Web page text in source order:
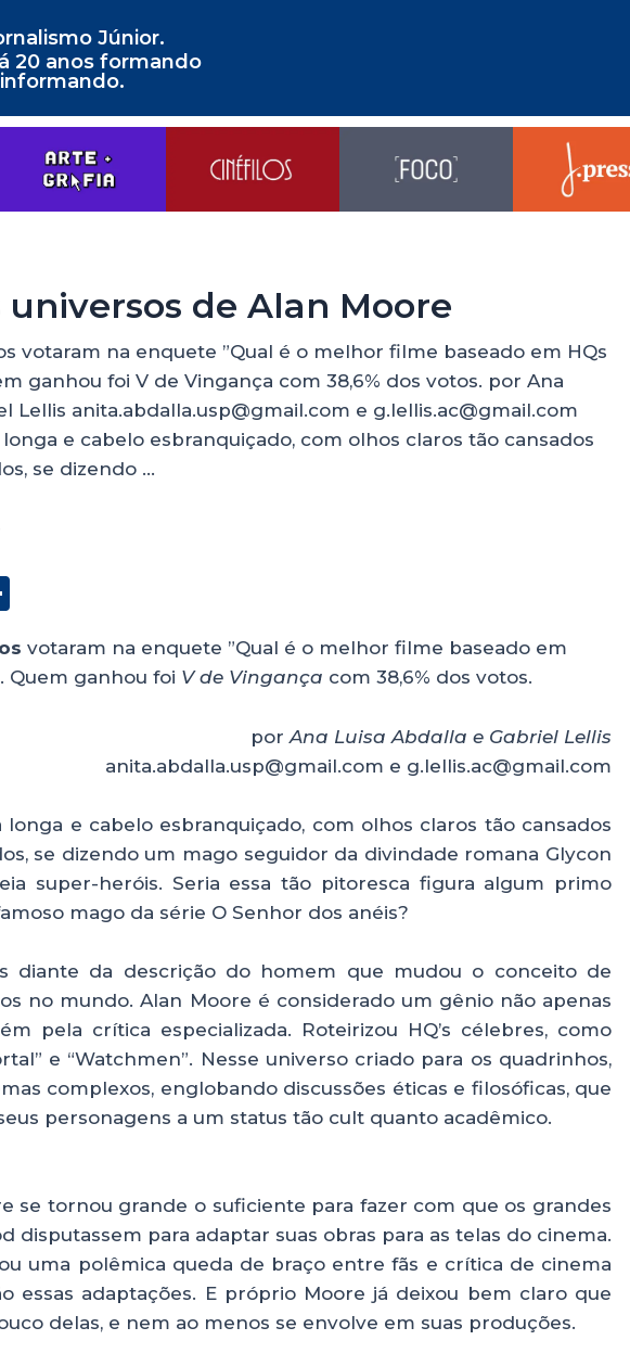
Júnior.
20 anos formando
universos de Alan Moore
votaram na enquete ”Qual é o melhor filme baseado em HQs
ganhou foi V de Vingança com 38,6% dos votos. por Ana
Lellis anita.abdalla.usp@gmail.com e g.lellis.ac@gmail.com
e cabelo esbranquiçado, com olhos claros tão cansados
se dizendo …
a
re
votaram na enquete ”Qual é o melhor filme baseado em
Quem ganhou foi V de Vingança com 38,6% dos votos.
por Ana Luisa Abdalla e Gabriel Lellis
anita.abdalla.usp@gmail.com e g.lellis.ac@gmail.com
e cabelo esbranquiçado, com olhos claros tão cansados
se dizendo um mago seguidor da divindade romana Glycon
super-heróis. Seria essa tão pitoresca figura algum primo
mago da série O Senhor dos anéis?
diante da descrição do homem que mudou o conceito de
no mundo. Alan Moore é considerado um gênio não apenas
pela crítica especializada. Roteirizou HQ’s célebres, como
e “Watchmen”. Nesse universo criado para os quadrinhos,
complexos, englobando discussões éticas e filosóficas, que
personagens a um status tão cult quanto acadêmico.
se tornou grande o suficiente para fazer com que os grandes
disputassem para adaptar suas obras para as telas do cinema.
uma polêmica queda de braço entre fãs e crítica de cinema
essas adaptações. E próprio Moore já deixou bem claro que
delas, e nem ao menos se envolve em suas produções.